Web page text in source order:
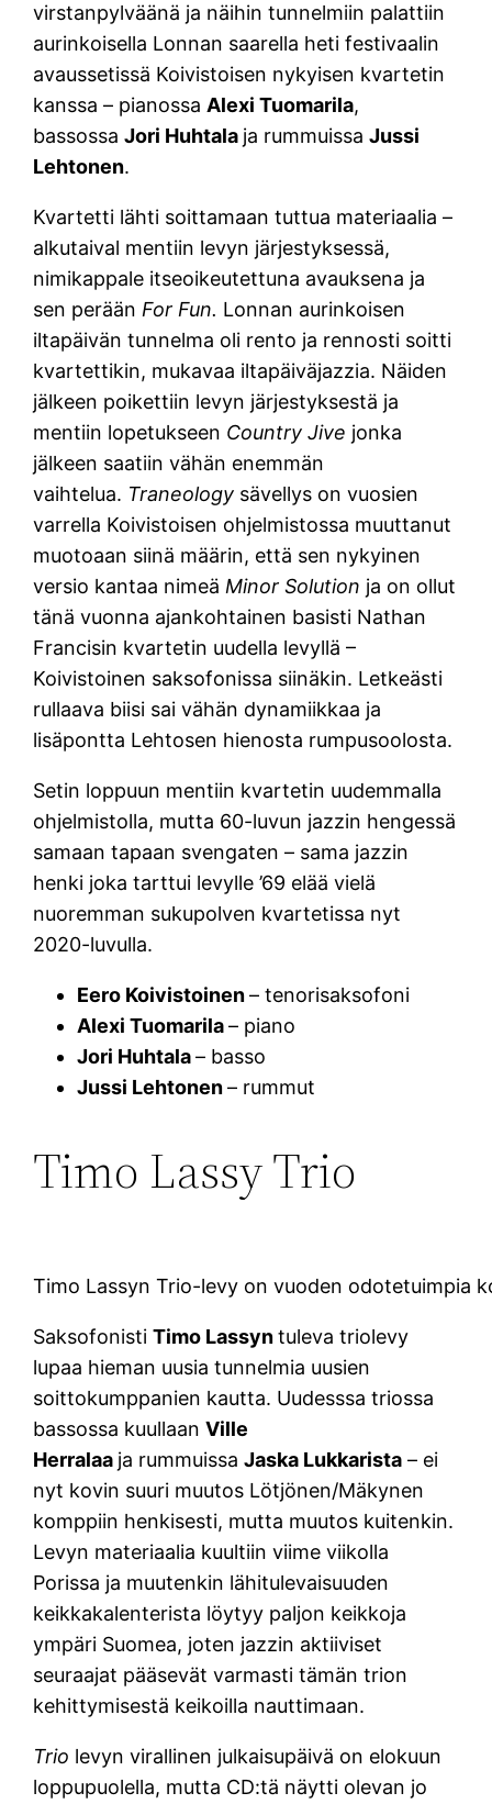
virstanpylväänä ja näihin tunnelmiin palattiin
aurinkoisella Lonnan saarella heti festivaalin
avaussetissä Koivistoisen nykyisen kvartetin
kanssa – pianossa Alexi Tuomarila,
bassossaJori Huhtala ja rummuissaJussi
Lehtonen.
Kvartetti lähti soittamaan tuttua materiaalia –
alkutaival mentiin levyn järjestyksessä,
nimikappale itseoikeutettuna avauksena ja
sen perään For Fun. Lonnan aurinkoisen
iltapäivän tunnelma oli rento ja rennosti soitti
kvartettikin, mukavaa iltapäiväjazzia. Näiden
jälkeen poikettiin levyn järjestyksestä ja
mentiin lopetukseen Country Jive jonka
jälkeen saatiin vähän enemmän
vaihtelua. Traneology sävellys on vuosien
varrella Koivistoisen ohjelmistossa muuttanut
muotoaan siinä määrin, että sen nykyinen
versio kantaa nimeä Minor Solution ja on ollut
tänä vuonna ajankohtainen basisti Nathan
Francisin kvartetin uudella levyllä –
Koivistoinen saksofonissa siinäkin. Letkeästi
rullaava biisi sai vähän dynamiikkaa ja
lisäpontta Lehtosen hienosta rumpusoolosta.
Setin loppuun mentiin kvartetin uudemmalla
ohjelmistolla, mutta 60-luvun jazzin hengessä
samaan tapaan svengaten – sama jazzin
henki joka tarttui levylle ’69 elää vielä
nuoremman sukupolven kvartetissa nyt
2020-luvulla.
Eero Koivistoinen– tenorisaksofoni
Alexi Tuomarila– piano
Jori Huhtala– basso
Jussi Lehtonen– rummut
Timo Lassy Trio
Timo Lassyn Trio-levy on vuoden odotetuimpia
SaksofonistiTimo Lassyntuleva triolevy
lupaa hieman uusia tunnelmia uusien
soittokumppanien kautta. Uudesssa triossa
bassossa kuullaanVille
Herralaa ja rummuissaJaska Lukkarista – ei
nyt kovin suuri muutos Lötjönen/Mäkynen
komppiin henkisesti, mutta muutos kuitenkin.
Levyn materiaalia kuultiin viime viikolla
Porissa ja muutenkin lähitulevaisuuden
keikkakalenterista löytyy paljon keikkoja
ympäri Suomea, joten jazzin aktiiviset
seuraajat pääsevät varmasti tämän trion
kehittymisestä keikoilla nauttimaan.
Trio levyn virallinen julkaisupäivä on elokuun
loppupuolella, mutta CD:tä näytti olevan jo